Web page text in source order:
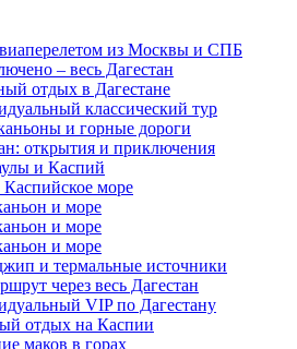
из Москвы и СПБ
– весь Дагестан
отдых в Дагестане
классический тур
и горные дороги
открытия и приключения
и Каспий
море
и море
и море
и море
и термальные источники
через весь Дагестан
VIP по Дагестану
отдых на Каспии
маков в горах